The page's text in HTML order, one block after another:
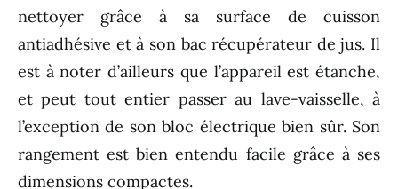
nettoyer grâce à sa surface de cuisson
antiadhésive et à son bac récupérateur de jus. Il
est à noter d’ailleurs que l’appareil est étanche,
et peut tout entier passer au lave-vaisselle, à
l’exception de son bloc électrique bien sûr. Son
rangement est bien entendu facile grâce à ses
dimensions compactes.